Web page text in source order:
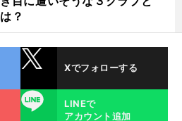
は？
Xでフォローする
LINE
LINEで
アカウント追加